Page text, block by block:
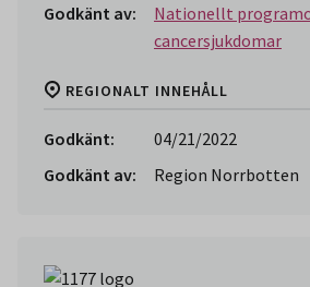
Godkänt av:
Nationellt
cancersjukdomar
REGIONALT INNEHÅLL
Godkänt:
04/21/2022
Godkänt av:
Region Norrbotten